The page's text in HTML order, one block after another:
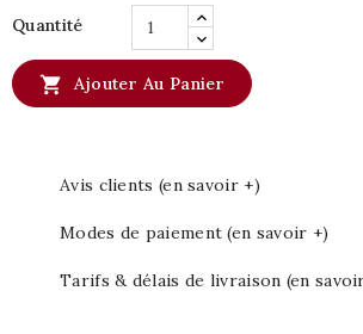
Quantité
 Ajouter Au Panier
Avis clients (en savoir +)
Modes de paiement (en savoir +)
Tarifs & délais de livraison (en